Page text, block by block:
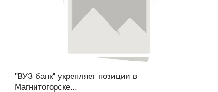
"ВУЗ-банк" укрепляет позиции в
Магнитогорске...